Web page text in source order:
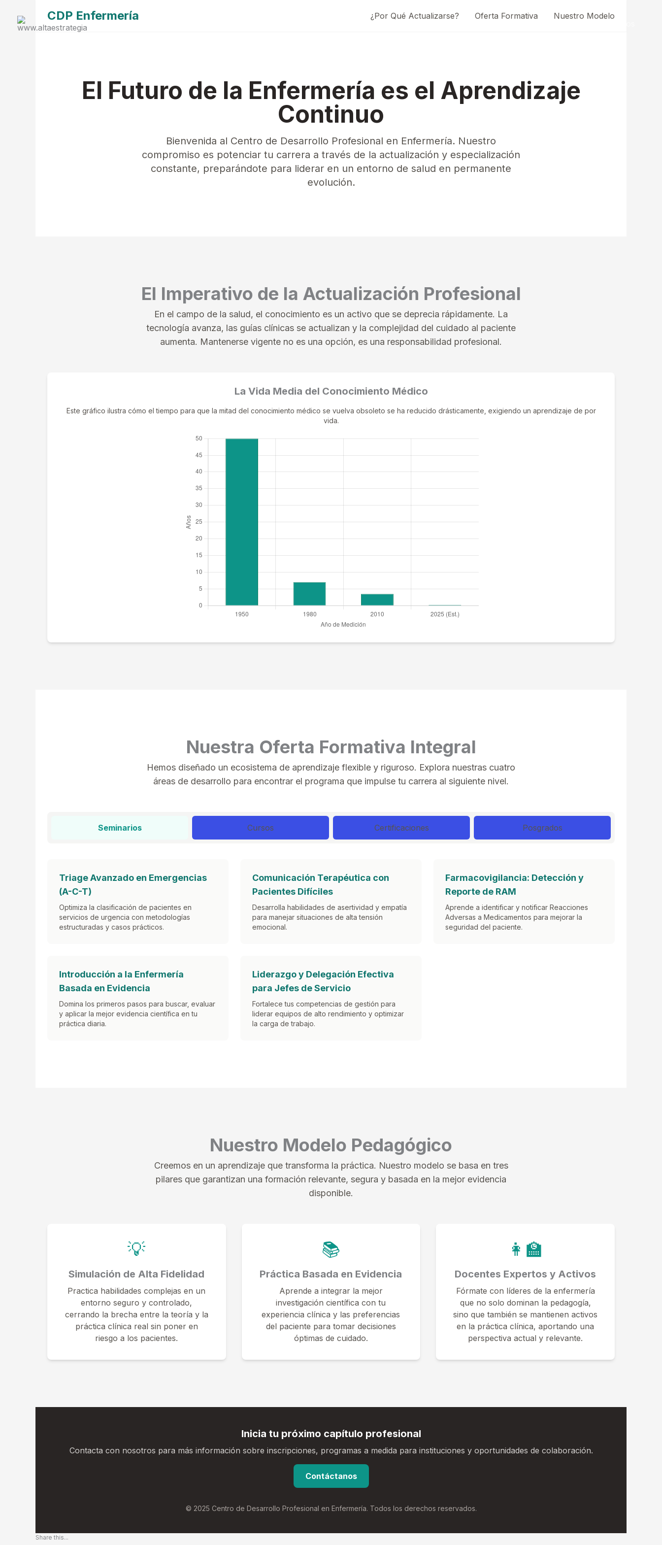
contenido
CDP Enfermería ¿Por Qué Actualizarse? Oferta Formativa Nuestro Modelo
El Futuro de la Enfermería es el Aprendizaje
Continuo
Bienvenida al Centro de Desarrollo Profesional en Enfermería. Nuestro
compromiso es potenciar tu carrera a través de la actualización y especialización
constante, preparándote para liderar en un entorno de salud en permanente
evolución.
El Imperativo de la Actualización Profesional
En el campo de la salud, el conocimiento es un activo que se deprecia rápidamente. La
tecnología avanza, las guías clínicas se actualizan y la complejidad del cuidado al paciente
aumenta. Mantenerse vigente no es una opción, es una responsabilidad profesional.
La Vida Media del Conocimiento Médico
Este gráfico ilustra cómo el tiempo para que la mitad del conocimiento médico se vuelva obsoleto se ha reducido drásticamente, exigiendo un aprendizaje de por
vida.
Nuestra Oferta Formativa Integral
Hemos diseñado un ecosistema de aprendizaje flexible y riguroso. Explora nuestras cuatro
áreas de desarrollo para encontrar el programa que impulse tu carrera al siguiente nivel.
Seminarios Cursos Certificaciones Posgrados
Triage Avanzado en Emergencias
(A-C-T)
Optimiza la clasificación de pacientes en
servicios de urgencia con metodologías
estructuradas y casos prácticos.
Comunicación Terapéutica con
Pacientes Difíciles
Desarrolla habilidades de asertividad y empatía
para manejar situaciones de alta tensión
emocional.
Farmacovigilancia: Detección y
Reporte de RAM
Aprende a identificar y notificar Reacciones
Adversas a Medicamentos para mejorar la
seguridad del paciente.
Introducción a la Enfermería
Basada en Evidencia
Domina los primeros pasos para buscar, evaluar
y aplicar la mejor evidencia científica en tu
práctica diaria.
Liderazgo y Delegación Efectiva
para Jefes de Servicio
Fortalece tus competencias de gestión para
liderar equipos de alto rendimiento y optimizar
la carga de trabajo.
Nuestro Modelo Pedagógico
Creemos en un aprendizaje que transforma la práctica. Nuestro modelo se basa en tres
pilares que garantizan una formación relevante, segura y basada en la mejor evidencia
disponible.
💡
Simulación de Alta Fidelidad
Practica habilidades complejas en un
entorno seguro y controlado,
cerrando la brecha entre la teoría y la
práctica clínica real sin poner en
riesgo a los pacientes.
📚
Práctica Basada en Evidencia
Aprende a integrar la mejor
investigación científica con tu
experiencia clínica y las preferencias
del paciente para tomar decisiones
óptimas de cuidado.
👩‍🏫
Docentes Expertos y Activos
Fórmate con líderes de la enfermería
que no solo dominan la pedagogía,
sino que también se mantienen activos
en la práctica clínica, aportando una
perspectiva actual y relevante.
Inicia tu próximo capítulo profesional
Contacta con nosotros para más información sobre inscripciones, programas a medida para instituciones y oportunidades de colaboración.
Contáctanos
© 2025 Centro de Desarrollo Profesional en Enfermería. Todos los derechos reservados.
Share this...